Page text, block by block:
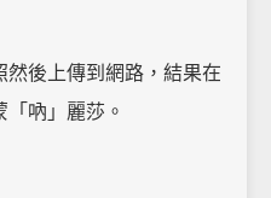
後上傳到網路，結果在
吶」麗莎。